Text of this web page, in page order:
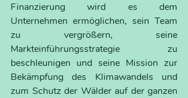
Finanzierung wird es dem
Unternehmen ermöglichen, sein Team
zu vergrößern, seine
Markteinführungsstrategie zu
beschleunigen und seine Mission zur
Bekämpfung des Klimawandels und
zum Schutz der Wälder auf der ganzen